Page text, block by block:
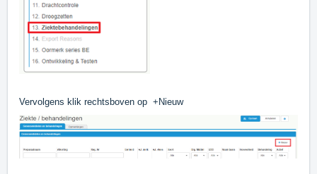
Vervolgens klik rechtsboven op +Nieuw